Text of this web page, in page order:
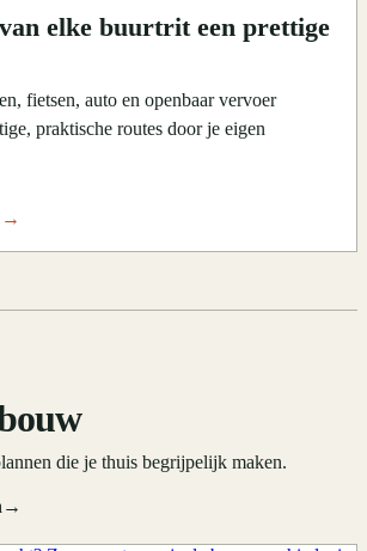
elke buurtrit een prettige
fietsen, auto en openbaar vervoer
praktische routes door je eigen
→
die je thuis begrijpelijk maken.
→